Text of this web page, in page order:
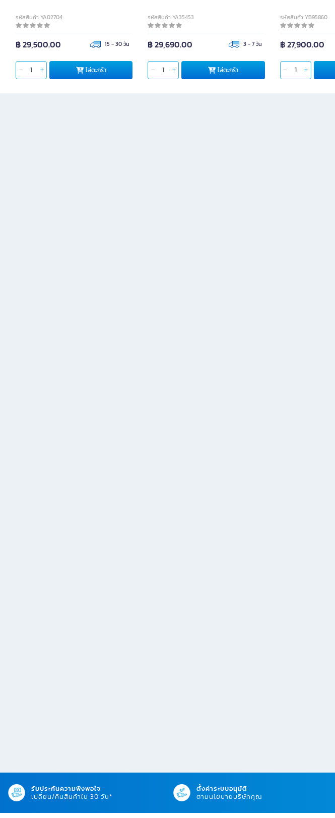
รหัสสินค้า YA02704
฿ 29,500.00 15 - 30 วัน
ใส่ตะกร้า
รหัสสินค้า YA35453
฿ 29,690.00 3 - 7 วัน
ใส่ตะกร้า
รหัสสินค้า YB95860
฿ 27,900.00
รับประกันความพึงพอใจ
เปลี่ยน/คืนสินค้าใน 30 วัน*
ตั้งค่าระบบอนุมัติ
ตามนโยบายบริษัทคุณ